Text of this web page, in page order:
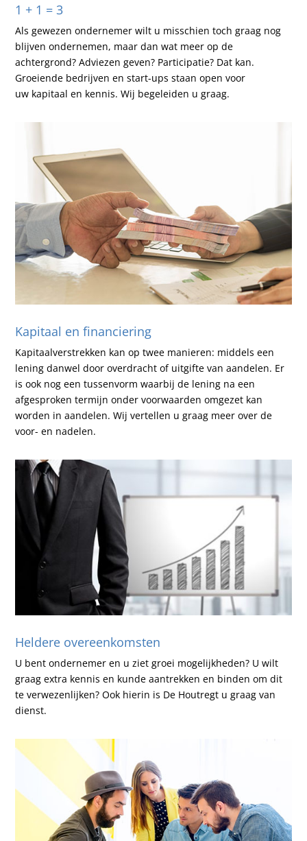
1 + 1 = 3
Als gewezen ondernemer wilt u misschien toch graag nog
blijven ondernemen, maar dan wat meer op de
achtergrond? Adviezen geven? Participatie? Dat kan.
Groeiende bedrijven en start-ups staan open voor
uw kapitaal en kennis. Wij begeleiden u graag.
Kapitaal en financiering
Kapitaalverstrekken kan op twee manieren: middels een
lening danwel door overdracht of uitgifte van aandelen. Er
is ook nog een tussenvorm waarbij de lening na een
afgesproken termijn onder voorwaarden omgezet kan
worden in aandelen. Wij vertellen u graag meer over de
voor- en nadelen.
Heldere overeenkomsten
U bent ondernemer en u ziet groei mogelijkheden? U wilt
graag extra kennis en kunde aantrekken en binden om dit
te verwezenlijken? Ook hierin is De Houtregt u graag van
dienst.